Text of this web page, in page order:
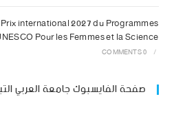
international 2027 du Programmes
Pour les Femmes et la Science
/
0 COMMENTS
صفحة الفايسبوك جامعة العربي